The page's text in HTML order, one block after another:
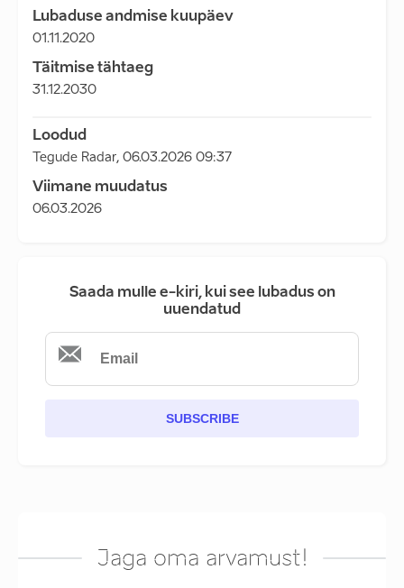
Lubaduse andmise kuupäev
01.11.2020
Täitmise tähtaeg
31.12.2030
Loodud
Tegude Radar, 06.03.2026 09:37
Viimane muudatus
06.03.2026
Saada mulle e-kiri, kui see lubadus on
uuendatud
SUBSCRIBE
Jaga oma arvamust!